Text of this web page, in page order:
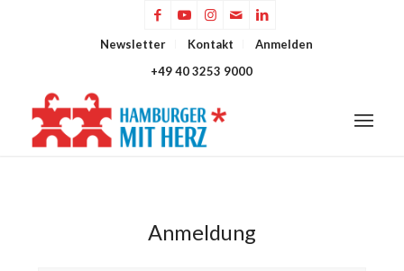
Newsletter Kontakt
Anmelden
+49 40 3253 9000
Anmeldung